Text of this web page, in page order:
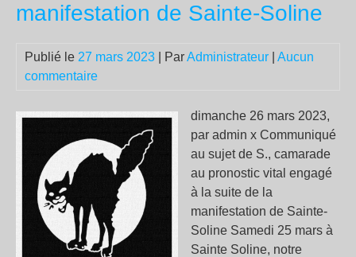
manifestation de Sainte-Soline
Publié le 27 mars 2023 | ParAdministrateur
Aucun
commentaire
dimanche 26 mars 2023,
par admin x Communiqué
au sujet de S., camarade
au pronostic vital engagé
à la suite de la
manifestation de Sainte-
Soline Samedi 25 mars à
Sainte Soline, notre